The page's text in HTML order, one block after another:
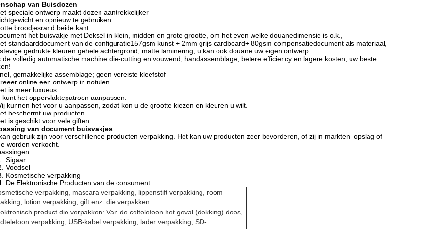
van Buisdozen
speciale ontwerp maakt dozen aantrekkelijker
en opnieuw te gebruiken
broodjesrand beide kant
het buisvakje met Deksel in klein, midden en grote grootte, om het even welke douanedimensie is o.k.,
standaarddocument van de configuratie157gsm kunst + 2mm grijs cardboard+ 80gsm compensatiedocument als materiaal,
gedrukte kleuren gehele achtergrond, matte laminering, u kan ook douane uw eigen ontwerp.
de volledig automatische machine die-cutting en vouwend, handassemblage, betere efficiency en lagere kosten, uw beste
gemakkelijke assemblage; geen vereiste kleefstof
online een ontwerp in notulen.
is meer luxueus.
kunt het oppervlaktepatroon aanpassen.
kunnen het voor u aanpassen, zodat kon u de grootte kiezen en kleuren u wilt.
beschermt uw producten.
is geschikt voor vele giften
van document buisvakjes
gebruik zijn voor verschillende producten verpakking. Het kan uw producten zeer bevorderen, of zij in markten, opslag of
worden verkocht.
Sigaar
Voedsel
Kosmetische verpakking
De Elektronische Producten van de consument
verpakking, mascara verpakking, lippenstift verpakking, room
lotion verpakking, gift enz. die verpakken.
product die verpakken: Van de celtelefoon het geval (dekking) doos,
verpakking, USB-kabel verpakking, lader verpakking, SD-